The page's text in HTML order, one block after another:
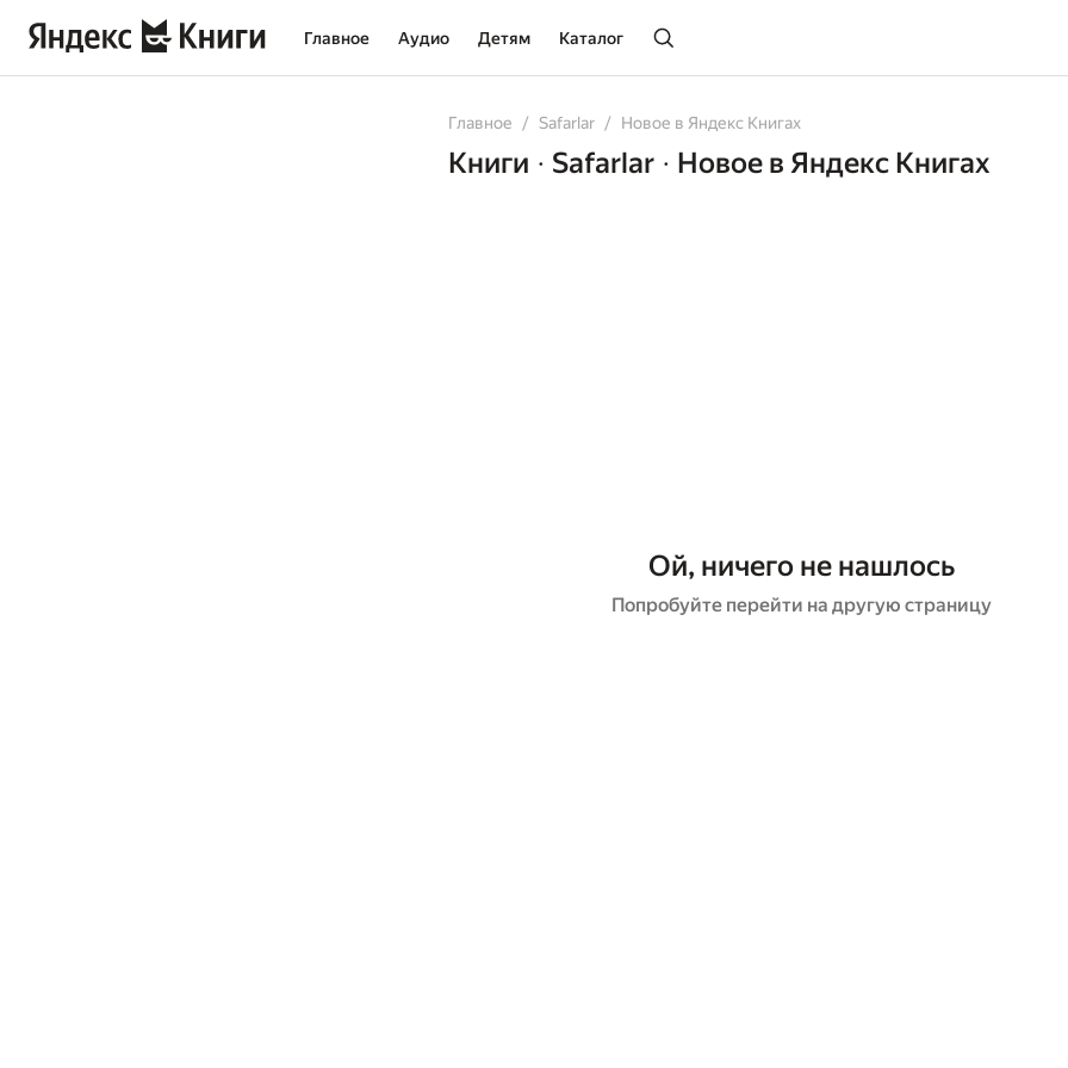
Главное Аудио Детям Каталог
Главное Safarlar Новое в Яндекс Книгах
Книги • Safarlar • Новое в Яндекс Книгах
Ой, ничего не нашлось
Попробуйте перейти на другую страницу